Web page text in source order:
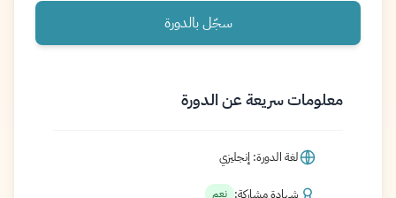
سجّل بالدورة
معلومات سريعة عن الدورة
لغة الدورة: إنجليزي
شهادة مشاركة: نعم